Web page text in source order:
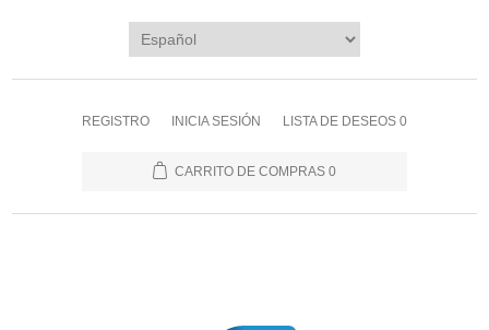
REGISTRO INICIA SESIÓN LISTA DE DESEOS 0
CARRITO DE COMPRAS 0